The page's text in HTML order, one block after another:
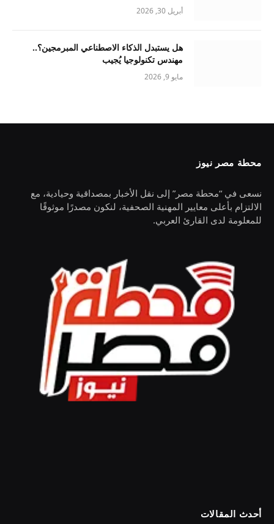
أبريل 30, 2026
هل يستبدل الذكاء الاصطناعي المبرمجين؟..
مهندس تكنولوجيا يُجيب
مايو 9, 2026
محطة مصر نيوز
نسعى في “محطة مصر” إلى نقل الأخبار بمصداقية وحيادية، مع
الالتزام بأعلى معايير المهنية الصحفية، لنكون مصدرًا موثوقًا
للمعلومة لدى القارئ العربي.
أحدث المقالات